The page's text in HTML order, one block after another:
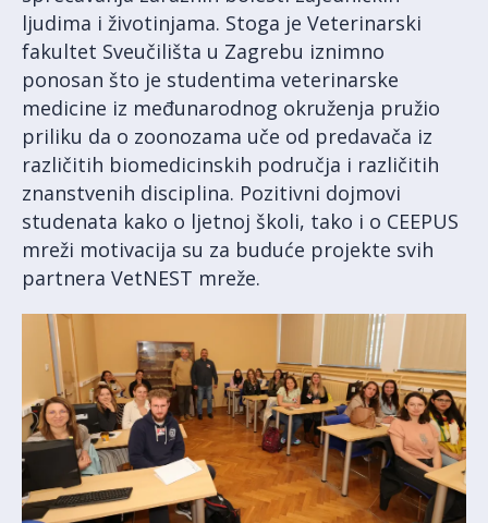
ljudima i životinjama. Stoga je Veterinarski
fakultet Sveučilišta u Zagrebu iznimno
ponosan što je studentima veterinarske
medicine iz međunarodnog okruženja pružio
priliku da o zoonozama uče od predavača iz
različitih biomedicinskih područja i različitih
znanstvenih disciplina. Pozitivni dojmovi
studenata kako o ljetnoj školi, tako i o CEEPUS
mreži motivacija su za buduće projekte svih
partnera VetNEST mreže.